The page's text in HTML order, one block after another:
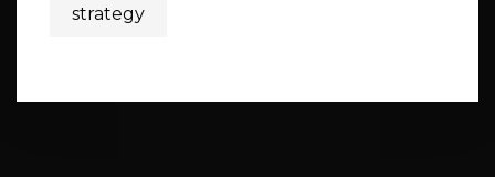
strategy